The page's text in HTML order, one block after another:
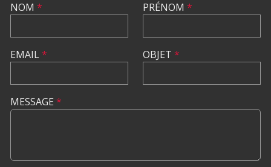
NOM *
EMAIL*
PRÉNOM *
OBJET *
MESSAGE *